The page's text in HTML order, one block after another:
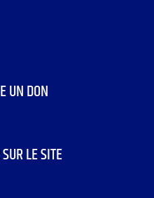
UN DON
LE SITE